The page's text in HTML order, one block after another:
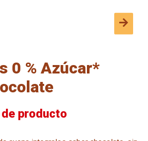
0 % Azúcar*
producto